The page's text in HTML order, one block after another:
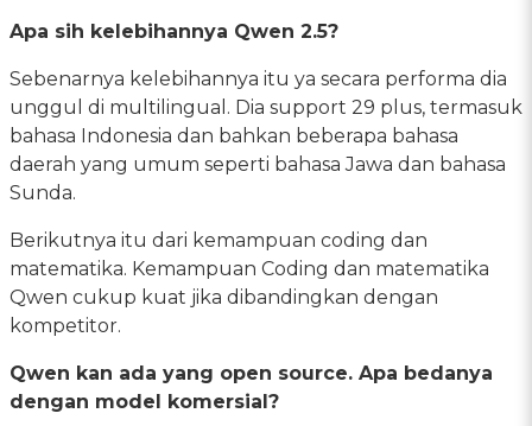
Apa sih kelebihannya Qwen 2.5?
Sebenarnya kelebihannya itu ya secara performa dia
unggul di multilingual. Dia support 29 plus, termasuk
bahasa Indonesia dan bahkan beberapa bahasa
daerah yang umum seperti bahasa Jawa dan bahasa
Sunda.
Berikutnya itu dari kemampuan coding dan
matematika. Kemampuan Coding dan matematika
Qwen cukup kuat jika dibandingkan dengan
kompetitor.
Qwen kan ada yang open source. Apa bedanya
dengan model komersial?